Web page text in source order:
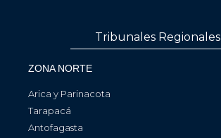
Tribunales Regionales
ZONA NORTE
Arica y Parinacota
Tarapacá
Antofagasta